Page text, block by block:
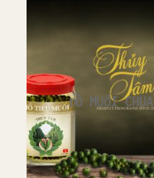
ĐỒ MUỐI CHUA